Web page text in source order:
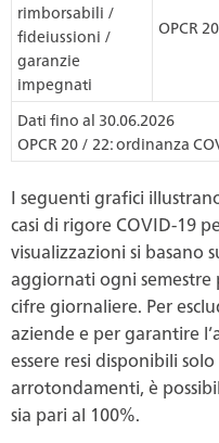
rimborsabili /
fideiussioni /
garanzie
impegnati
OPCR 20
Dati fino al 30.06.2026
OPCR 20 / 22: ordinanza
I seguenti grafici
casi di rigore COVID-19
visualizzazioni si basano
aggiornati ogni semestre
cifre giornaliere. Per
aziende e per garantire
essere resi disponibili
arrotondamenti, è
sia pari al 100%.